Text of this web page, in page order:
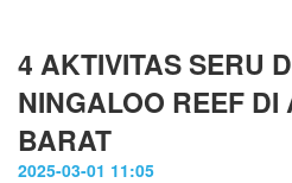
4 AKTIVITAS SERU
NINGALOO REEF
BARAT
2025-03-01 11:05